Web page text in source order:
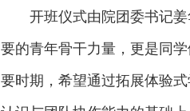
开班仪式由院团委书记
要的青年骨干力量，更是同
要时期，希望通过拓展体验